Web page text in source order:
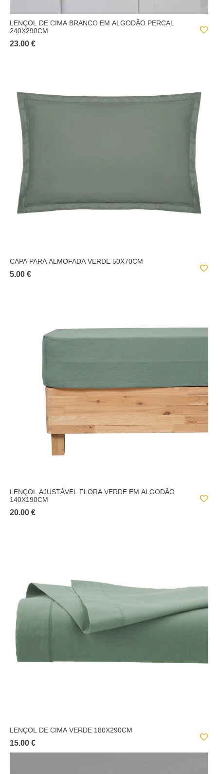
LENÇOL DE CIMA BRANCO EM ALGODÃO PERCAL
240X290CM
23.00 €
CAPA PARA ALMOFADA VERDE 50X70CM
5.00 €
LENÇOL AJUSTÁVEL FLORA VERDE EM ALGODÃO
140X190CM
20.00 €
LENÇOL DE CIMA VERDE 180X290CM
15.00 €